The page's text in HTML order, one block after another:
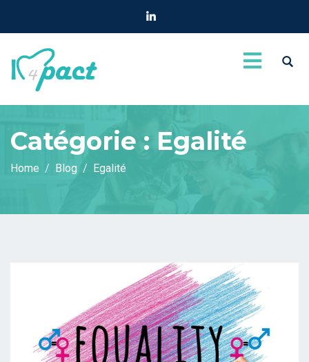
Catégorie : Egalité
Home Blog Egalité